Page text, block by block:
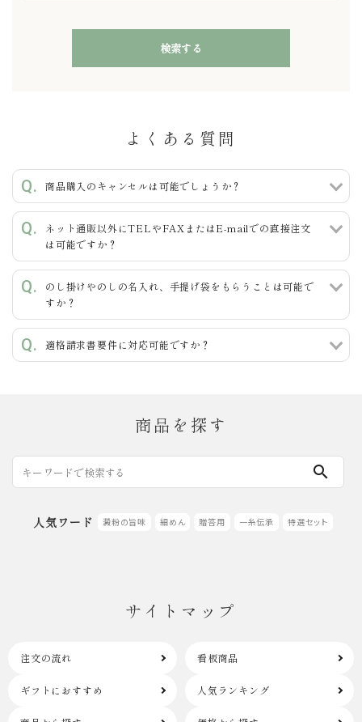
検索する
カテゴリー
よくある質問
商品購入のキャンセルは可能でしょうか？
ネット通販以外にTELやFAXまたはE-mailでの直接注文
は可能ですか？
のし掛けやのしの名入れ、手提げ袋をもらうことは可能で
すか？
適格請求書要件に対応可能ですか？
商品を探す
search
人気ワード 澱粉の旨味 細めん 贈答用 一糸伝承 特選セット
サイトマップ
注文の流れ 看板商品
ギフトにおすすめ 人気ランキング